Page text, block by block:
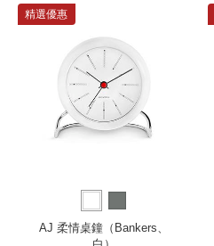
精選優惠
AJ 柔情桌鐘（Bankers、